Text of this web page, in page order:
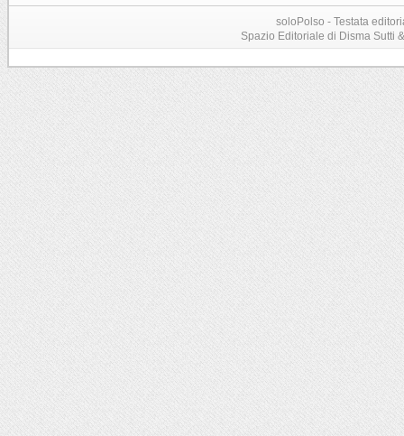
soloPolso - Testata
Spazio Editoriale di Disma Sutti